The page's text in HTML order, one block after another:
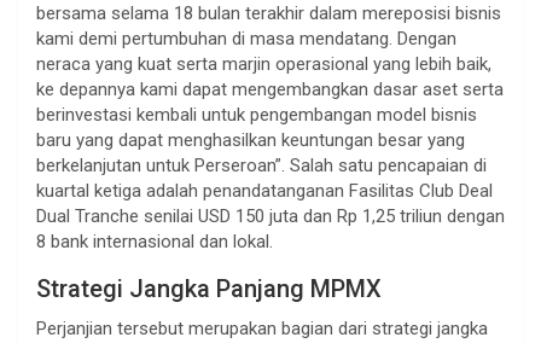
bersama selama 18 bulan terakhir dalam mereposisi bisnis
kami demi pertumbuhan di masa mendatang. Dengan
neraca yang kuat serta marjin operasional yang lebih baik,
ke depannya kami dapat mengembangkan dasar aset serta
berinvestasi kembali untuk pengembangan model bisnis
baru yang dapat menghasilkan keuntungan besar yang
berkelanjutan untuk Perseroan”. Salah satu pencapaian di
kuartal ketiga adalah penandatanganan Fasilitas Club Deal
Dual Tranche senilai USD 150 juta dan Rp 1,25 triliun dengan
8 bank internasional dan lokal.
Strategi Jangka Panjang MPMX
Perjanjian tersebut merupakan bagian dari strategi jangka